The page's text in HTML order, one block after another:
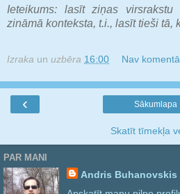
Ieteikums: lasīt ziņas
zināmā konteksta, t.i., lasīt tieši tā,
Izraka un uzbēra 16:00 Nav
‹ Sākumlapa
Skatīt tīmekļa
PAR MANI
Andris Buhanovskis